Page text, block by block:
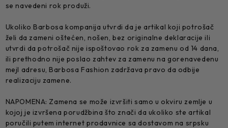
se navedeni rok produži.
Ukoliko Barbosa kompanija utvrdi da je artikal koji potrošač
želi da zameni oštećen, nošen, bez originalne deklaracije ili
utvrdi da potrošač nije ispoštovao rok za zamenu od 14 dana,
ili prethodno nije poslao zahtev za zamenu na gorenavedenu
mejl adresu, Barbosa Fashion zadržava pravo da odbije
realizaciju zamene.
NAPOMENA: Zamena se može izvršiti samo u okviru zemlje u
kojoj je izvršena porudžbina što znači da ukoliko ste artikal
poručili putem internet prodavnice sa dostavom na srpsku